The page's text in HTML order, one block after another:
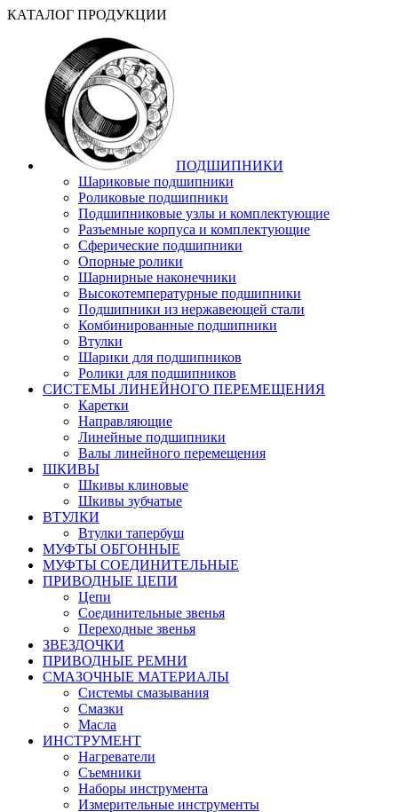
КАТАЛОГ ПРОДУКЦИИ
ПОДШИПНИКИ
Шариковые подшипники
Роликовые подшипники
Подшипниковые узлы и комплектующие
Разъемные корпуса и комплектующие
Сферические подшипники
Опорные ролики
Шарнирные наконечники
Высокотемпературные подшипники
Подшипники из нержавеющей стали
Комбинированные подшипники
Втулки
Шарики для подшипников
Ролики для подшипников
СИСТЕМЫ ЛИНЕЙНОГО ПЕРЕМЕЩЕНИЯ
Каретки
Направляющие
Линейные подшипники
Валы линейного перемещения
ШКИВЫ
Шкивы клиновые
Шкивы зубчатые
ВТУЛКИ
Втулки тапербуш
МУФТЫ ОБГОННЫЕ
МУФТЫ СОЕДИНИТЕЛЬНЫЕ
ПРИВОДНЫЕ ЦЕПИ
Цепи
Соединительные звенья
Переходные звенья
ЗВЕЗДОЧКИ
ПРИВОДНЫЕ РЕМНИ
СМАЗОЧНЫЕ МАТЕРИАЛЫ
Системы смазывания
Смазки
Масла
ИНСТРУМЕНТ
Нагреватели
Съемники
Наборы инструмента
Измерительные инструменты